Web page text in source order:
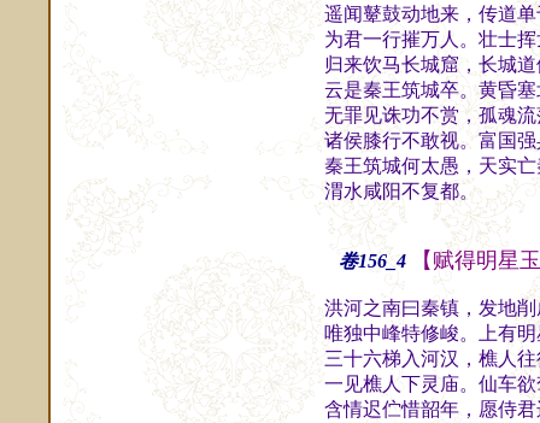
遥闻鼙鼓动地来，传道
为君一行摧万人。壮士
归来饮马长城窟，长城
云是秦王筑城卒。黄昏
无罪见诛功不赏，孤魂
诸侯膝行不敢视。富国
秦王筑城何太愚，天实
渭水咸阳不复都。古
卷156_4 【赋得明星
洪河之南曰秦镇，发地
唯独中峰特修峻。上有
三十六梯入河汉，樵人
一见樵人下灵庙。仙车
含情迟伫惜韶年，愿侍